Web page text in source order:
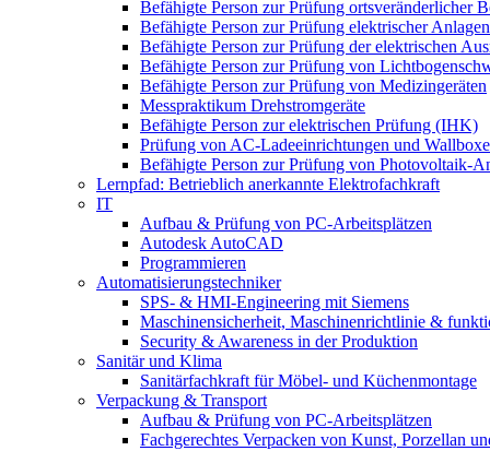
Befähigte Person zur Prüfung ortsveränderlicher
Befähigte Person zur Prüfung elektrischer
Befähigte Person zur Prüfung der elektrischen
Befähigte Person zur Prüfung von
Befähigte Person zur Prüfung von Medizingeräten
Messpraktikum Drehstromgeräte
Befähigte Person zur elektrischen Prüfung (IHK)
Prüfung von AC-Ladeeinrichtungen und
Befähigte Person zur Prüfung von Photovoltaik-
Lernpfad: Betrieblich anerkannte Elektrofachkraft
IT
Aufbau & Prüfung von PC-Arbeitsplätzen
Autodesk AutoCAD
Programmieren
Automatisierungstechniker
SPS‑ & HMI‑Engineering mit Siemens
Maschinensicherheit, Maschinenrichtlinie &
Security & Awareness in der Produktion
Sanitär und Klima
Sanitärfachkraft für Möbel- und Küchenmontage
Verpackung & Transport
Aufbau & Prüfung von PC-Arbeitsplätzen
Fachgerechtes Verpacken von Kunst, Porzellan